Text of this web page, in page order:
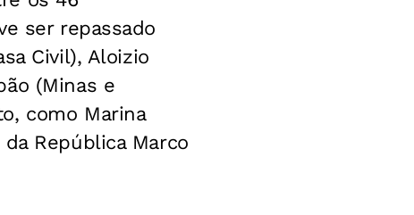
ser repassado
Civil), Aloizio
(Minas e
como Marina
República Marco